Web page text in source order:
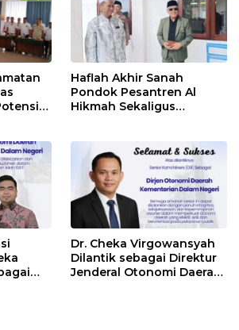
Haflah Akhir Sanah
Pondok Pesantren Al
Hikmah Sekaligus
Dr. Cheka Virgowansyah
Dilantik sebagai Direktur
Jenderal Otonomi Daerah